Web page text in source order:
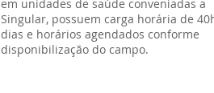
em unidades de saúde conveniadas a
Singular, possuem carga horária de
dias e horários agendados conforme
disponibilização do campo.